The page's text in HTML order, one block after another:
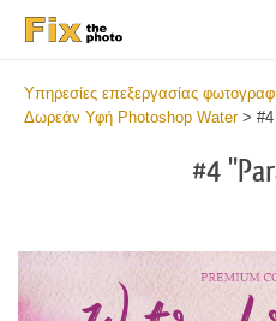
Υπηρεσίες επεξεργασίας
Δωρεάν Υφή Photoshop Water>
#4